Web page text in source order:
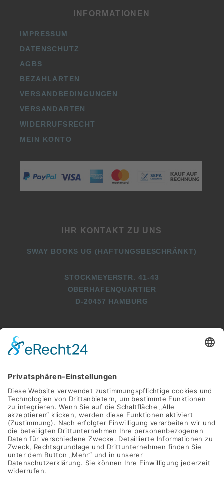
INFORMATIONEN
IMPRESSUM
DATENSCHUTZ
AGBS
BEZAHLARTEN
VERSANDBEDINGUNGEN
VERSANDARTEN
WIDERRUFSRECHT
MEIN KONTO
IHR KONTAKT ZU UNS
SWAY BOOKS UG (HAFTUNGSBESCHRÄNKT)
STOCKMEYERSTR. 41-43
OBERHAFENQUARTIER
D-20457 HAMBURG
+49 (0)40 2716369 9
INFO@SWAY-BOOKS.DE
      